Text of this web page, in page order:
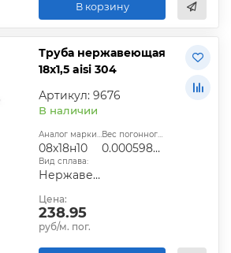
В корзину
Труба нержавеющая
18х1,5 aisi 304
Артикул: 9676
В наличии
Аналог марки стали:
08х18н10
Вес погонного метра, т.:
0.0005987025
Вид сплава:
Нержавеющий
Цена:
238.95
руб/м. пог.